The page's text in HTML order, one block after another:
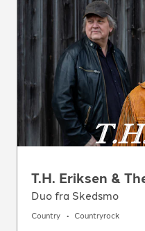
T.H. Eriksen &
Duo fra Skedsmo
Country Countryrock